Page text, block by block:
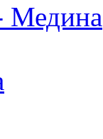
Медина